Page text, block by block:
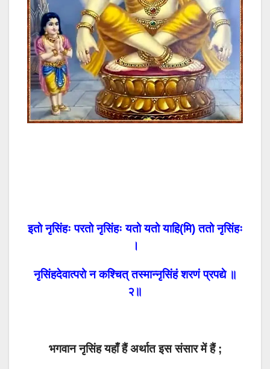
इतो नृसिंहः परतो नृसिंहः यतो यतो याहि(मि) ततो नृसिंहः
।
नृसिंहदेवात्परो न कश्चित् तस्मान्नृसिंहं शरणं प्रपद्ये ॥
२॥
भगवान नृसिंह यहाँ हैं अर्थात इस संसार में हैं ;